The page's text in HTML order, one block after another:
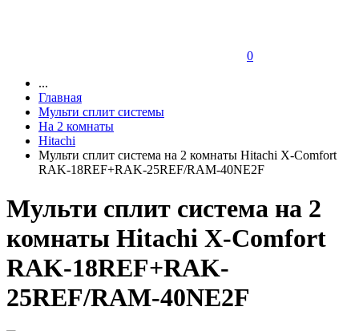
0
...
Главная
Мульти сплит системы
На 2 комнаты
Hitachi
Мульти сплит система на 2 комнаты Hitachi X-Comfort
RAK-18REF+RAK-25REF/RAM-40NE2F
Мульти сплит система на 2
комнаты Hitachi X-Comfort
RAK-18REF+RAK-
25REF/RAM-40NE2F